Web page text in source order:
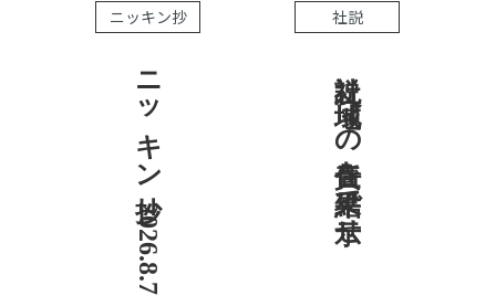
ニッキン抄
ニッキン抄 2026.8.7
社説
社説 地域への責任を結果で示せ